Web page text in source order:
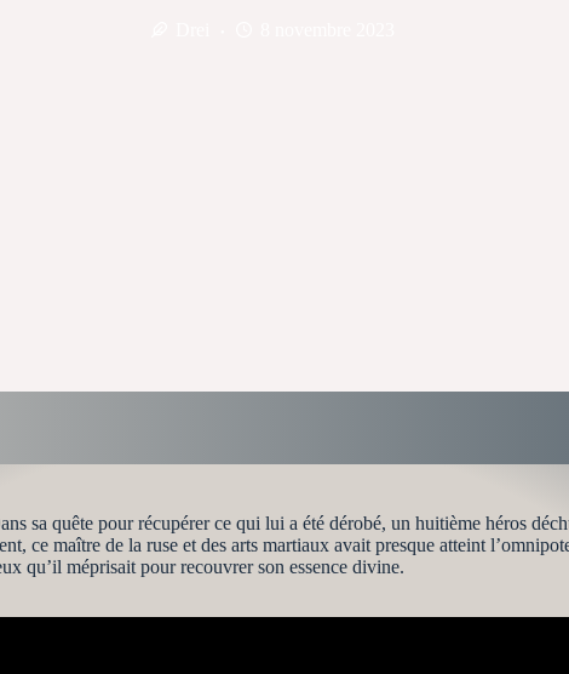
sa quête pour récupérer ce qui lui a été dérobé, un huitième héros
ce maître de la ruse et des arts martiaux avait presque atteint
qu’il méprisait pour recouvrer son essence divine.